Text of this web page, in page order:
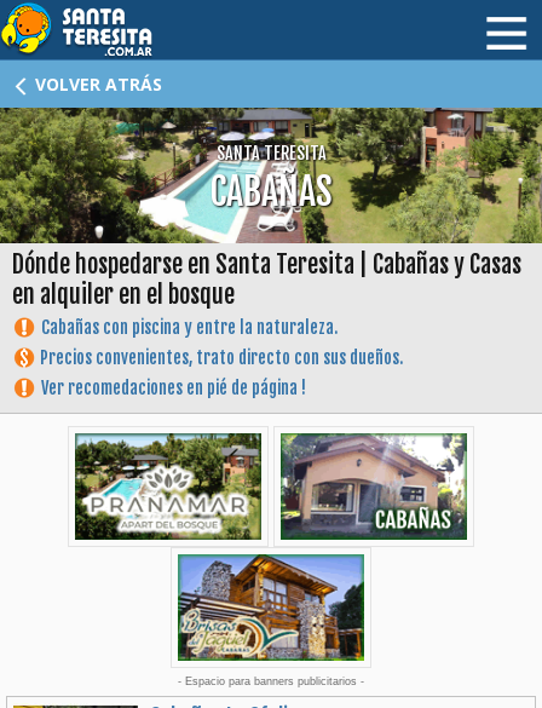
HOTELES
CABAÑAS
ALQUILERES I
ALQUILERES II
INMOBILIARIAS
DÓNDE COMER
ATRACTIVOS
VOLVER ATRÁS
SANTA TERESITA
CABAÑAS
Dónde hospedarse en Santa Teresita | Cabañas y Casas
en alquiler en el bosque
Cabañas con piscina y entre la naturaleza.
Precios convenientes, trato directo con sus dueños.
Ver recomedaciones en pié de página !
- Espacio para banners publicitarios -